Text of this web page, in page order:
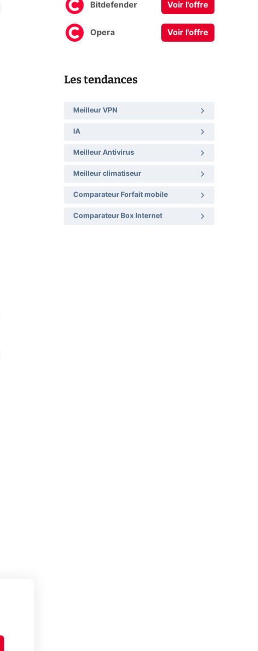
Bitdefender Voir l'offre
Opera Voir l'offre
Les tendances
Meilleur VPN
IA
Meilleur Antivirus
Meilleur climatiseur
Comparateur Forfait mobile
Comparateur Box Internet